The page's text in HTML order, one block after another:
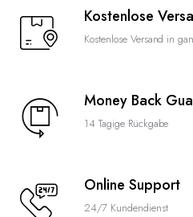
Kostenlose
Kostenlose Versand in
Money Back
14 Tagige Rückgabe
Online Support
24/7 Kundendienst